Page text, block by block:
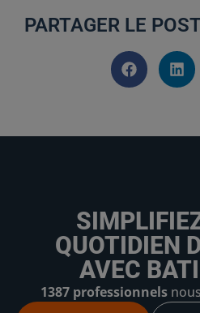
PARTAGER LE
QUOTIDIEN
AVEC
1387 professionnels